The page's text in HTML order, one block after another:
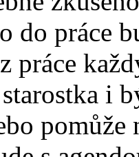
do práce
práce
i